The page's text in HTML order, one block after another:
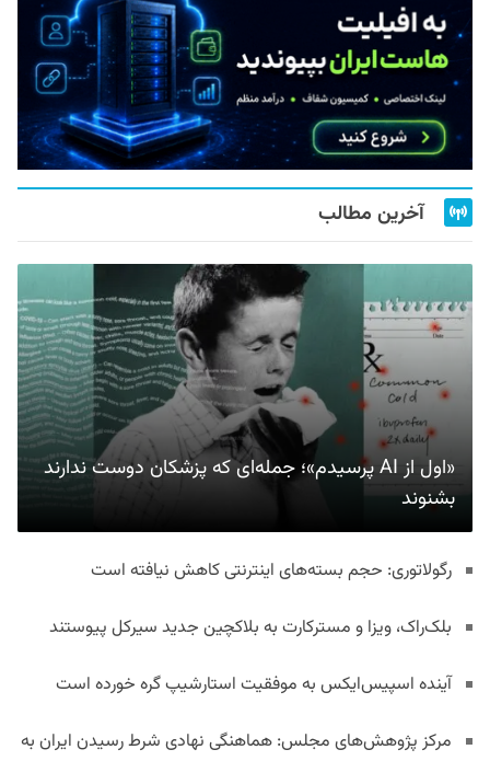
آخرین مطالب
«اول از AI پرسیدم»؛ جمله‌ای که پزشکان دوست ندارند
بشنوند
رگولاتوری: حجم بسته‌های اینترنتی کاهش نیافته است
بلک‌راک، ویزا و مسترکارت به بلاکچین جدید سیرکل پیوستند
آینده اسپیس‌ایکس به موفقیت استارشیپ گره خورده است
مرکز پژوهش‌های مجلس: هماهنگی نهادی شرط رسیدن ایران به